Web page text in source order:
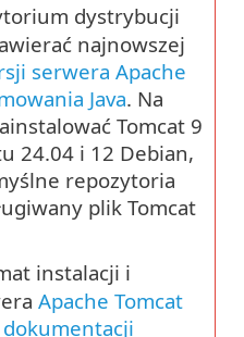
dystrybucji
najnowszej
serwera Apache
Java. Na
Tomcat 9
24.04 i 12 Debian,
repozytoria
plik Tomcat
instalacji i
Apache Tomcat